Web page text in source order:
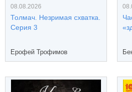
08.08.2026
Толмач. Незримая схватка.
Серия 3
Ерофей Трофимов